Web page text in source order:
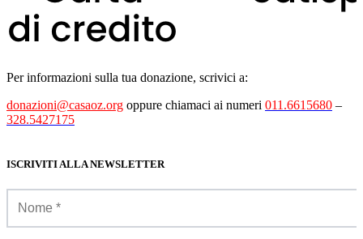
Per informazioni sulla tua donazione, scrivici a:
donazioni@casaoz.org oppure chiamaci ai numeri 011.6615680 –
328.5427175
ISCRIVITI ALLA NEWSLETTER